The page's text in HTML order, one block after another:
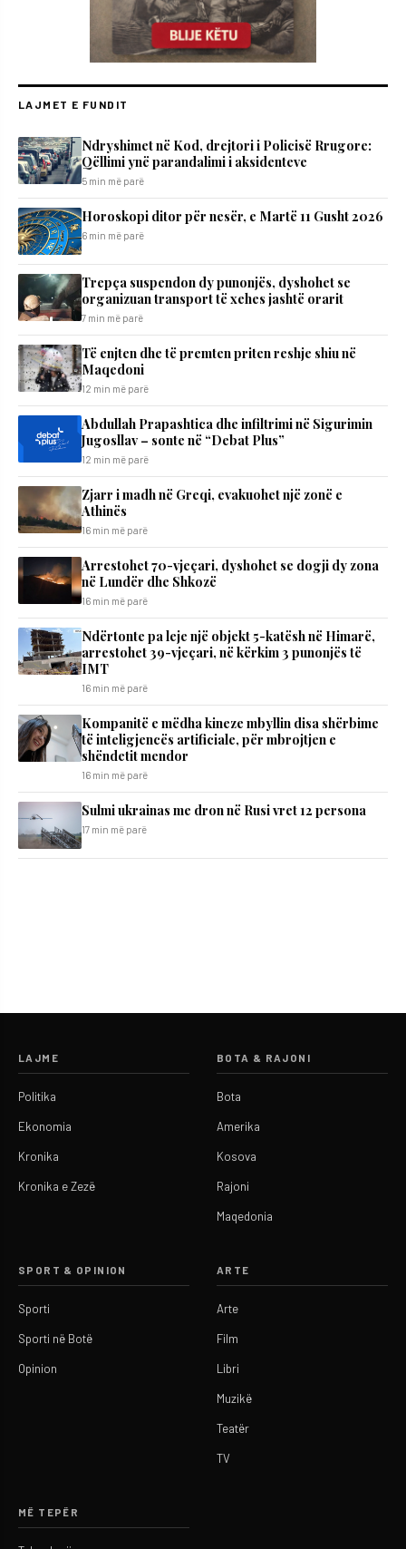
LAJMET E FUNDIT
Ndryshimet në Kod, drejtori i Policisë Rrugore:
Qëllimi ynë parandalimi i aksidenteve
5 min më parë
Horoskopi ditor për nesër, e Martë 11 Gusht 2026
6 min më parë
Trepça suspendon dy punonjës, dyshohet se
organizuan transport të xehes jashtë orarit
7 min më parë
Të enjten dhe të premten priten reshje shiu në
Maqedoni
12 min më parë
Abdullah Prapashtica dhe infiltrimi në Sigurimin
Jugosllav – sonte në “Debat Plus”
12 min më parë
Zjarr i madh në Greqi, evakuohet një zonë e
Athinës
16 min më parë
Arrestohet 70-vjeçari, dyshohet se dogji dy zona
në Lundër dhe Shkozë
16 min më parë
Ndërtonte pa leje një objekt 5-katësh në Himarë,
arrestohet 39-vjeçari, në kërkim 3 punonjës të
IMT
16 min më parë
Kompanitë e mëdha kineze mbyllin disa shërbime
të inteligjencës artificiale, për mbrojtjen e
shëndetit mendor
16 min më parë
Sulmi ukrainas me dron në Rusi vret 12 persona
17 min më parë
LAJME
Politika
Ekonomia
Kronika
Kronika e Zezë
BOTA & RAJONI
Bota
Amerika
Kosova
Rajoni
Maqedonia
SPORT & OPINION
Sporti
Sporti në Botë
Opinion
ARTE
Arte
Film
Libri
Muzikë
Teatër
TV
MË TEPËR